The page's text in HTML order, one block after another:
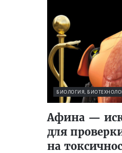
БИОЛОГИЯ,
Афина —
для
на